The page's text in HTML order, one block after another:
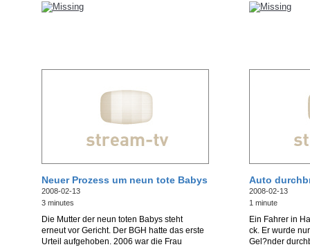
Neuer Prozess um neun tote Babys
2008-02-13
3 minutes
Die Mutter der neun toten Babys steht
erneut vor Gericht. Der BGH hatte das erste
Urteil aufgehoben. 2006 war die Frau
Auto
2008-02-13
1 minute
Ein Fahrer in
ck. Er wurde
Gel?nder